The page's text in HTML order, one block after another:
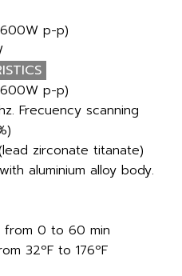
p-p)
p-p)
Frecuency scanning
zirconate titanate)
aluminium alloy body.
from 0 to 60 min
32ºF to 176ºF